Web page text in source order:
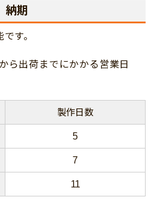
納期
す。
ら出荷までにかかる営業日
製作日数
5
7
11